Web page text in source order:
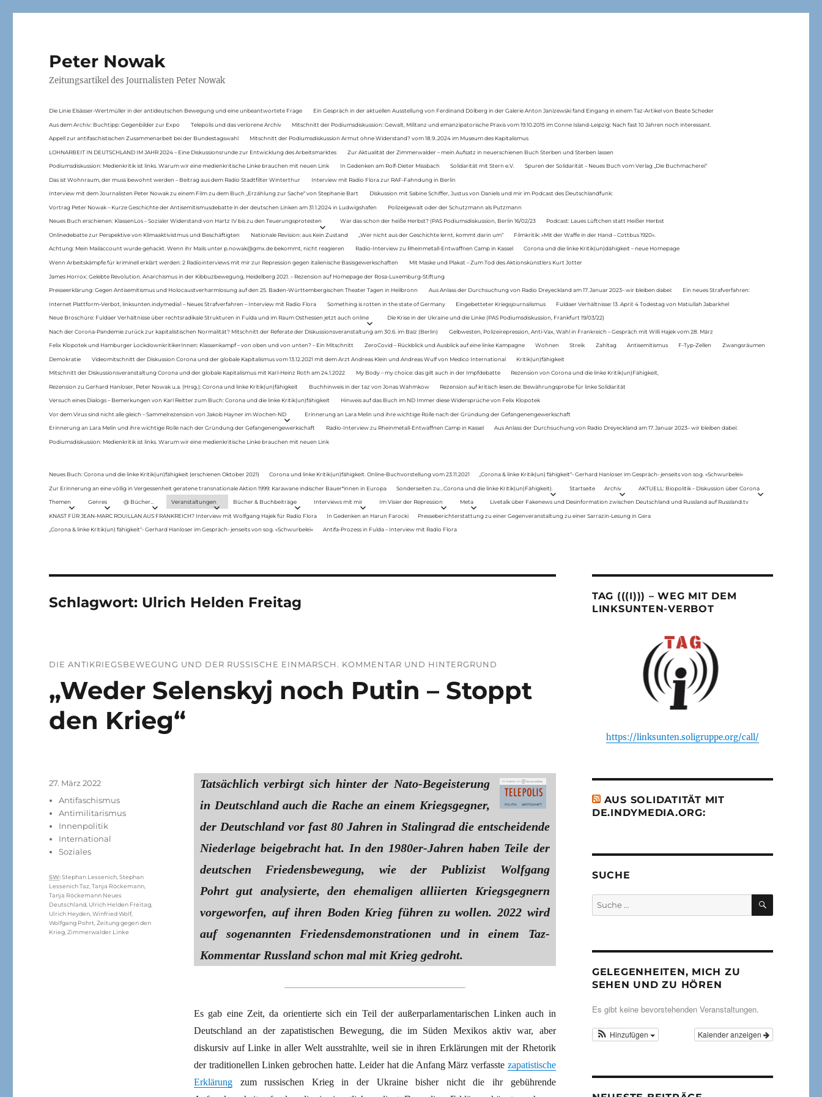
Peter Nowak
Zeitungsartikel des Journalisten Peter Nowak
Die Linie Elsässer-Wertmüller in der antideutschen Bewegung und eine unbeantwortete Frage Ein Gespräch in der aktuellen Ausstellung von Ferdinand Dölberg in der Galerie Anton Janizewski fand Eingang in einem Taz-Artikel von Beate Scheder
Aus dem Archiv: Buchtipp: Gegenbilder zur Expo Telepolis und das verlorene Archiv Mitschnitt der Podiumsdiskussion: Gewalt, Militanz und emanzipatorische Praxis vom 19.10.2015 im Conne Island-Leipzig: Nach fast 10 Jahren noch interessant.
Appell zur antifaschistischen Zusammenarbeit bei der Bundestagswahl Mitschnitt der Podiumsdiskussion Armut ohne Widerstand? vom 18.9..2024 im Museum des Kapitalismus
LOHNARBEIT IN DEUTSCHLAND IM JAHR 2024 – Eine Diskussionsrunde zur Entwicklung des Arbeitsmarktes Zur Aktualität der Zimmerwalder – mein Aufsatz in neuerschienen Buch Sterben und Sterben lassen
Podiumsdiskussion: Medienkritik ist links. Warum wir eine medienkritische Linke brauchen mit neuen Link In Gedenken am Rolf-Dieter Missbach Solidarität mit Stern e.V. Spuren der Solidarität – Neues Buch vom Verlag „Die Buchmacherei“
Das ist Wohnraum, der muss bewohnt werden – Beitrag aus dem Radio Stadtfilter Winterthur Interview mit Radio Flora zur RAF-Fahndung in Berlin
Interview mit dem Journalisten Peter Nowak zu einem Film zu dem Buch „Erzählung zur Sache“ von Stephanie Bart Diskussion mit Sabine Schiffer, Justus von Daniels und mir im Podcast des Deutschlandfunk:
Vortrag Peter Nowak – Kurze Geschichte der Antisemitismusdebatte in der deutschen Linken am 31.1.2024 in Ludwigshafen Polizeigewalt oder der Schutzmann als Putzmann
Neues Buch erschienen: KlassenLos – Sozialer Widerstand von Hartz IV bis zu den Teuerungsprotesten War das schon der heiße Herbst? (PAS Podiumsdiskussion, Berlin 16/02/23 Podcast: Laues Lüftchen statt Heißer Herbst
Onlinedebatte zur Perspektive von Klimaaktivistmus und Beschäftigten Nationale Revision: aus Kein Zustand „Wer nicht aus der Geschichte lernt, kommt darin um“ Filmkritik: »Mit der Waffe in der Hand – Cottbus 1920«.
Achtung: Mein Mailaccount wurde gehackt. Wenn ihr Mails unter p.nowak@gmx.de bekommt, nicht reagieren Radio-Interview zu Rheinmetall-Entwaffnen Camp in Kassel Corona und die linke Kritik(un)dähigkeit – neue Homepage
Wenn Arbeitskämpfe für kriminell erklärt werden: 2 Radiointerviews mit mir zur Repression gegen italienische Basisgewerkschaften Mit Maske und Plakat – Zum Tod des Aktionskünstlers Kurt Jotter
James Horrox: Gelebte Revolution. Anarchismus in der Kibbuzbewegung, Heidelberg 2021. – Rezension auf Homepage der Rosa-Luxemburg-Stiftung
Presseerklärung: Gegen Antisemitismus und Holocaustverharmlosung auf den 25. Baden-Württembergischen Theater Tagen in Heilbronn Aus Anlass der Durchsuchung von Radio Dreyeckland am 17.Januar 2023– wir bleiben dabei: Ein neues Strafverfahren:
Internet Plattform-Verbot, linksunten.indymedia1 – Neues Strafverfahren – Interview mit Radio Flora Something is rotten in the state of Germany Eingebetteter Kriegsjournalismus Fuldaer Verhältnisse: 13. April: 4 Todestag von Matiul­lah Jabarkhel
Neue Broschüre: Fuldaer Verhältnisse über rechtsradikale Strukturen in Fulda und im Raum Osthessen jetzt auch online Die Krise in der Ukraine und die Linke (PAS Podiumsdiskussion, Frankfurt 19/03/22)
Nach der Corona-Pandemie zurück zur kapitalistischen Normalität? Mitschnitt der Referate der Diskussionsveranstaltung am 30.6. im Baiz (Berlin) Gelbwesten, Polizeirepression, Anti-Vax, Wahl in Frankreich – Gespräch mit Willi Hajek vom 28. März
Felix Klopotek und Hamburger LockdownkritikerInnen: Klassenkampf – von oben und von unten? – Ein Mitschnitt ZeroCovid – Rückblick und Ausblick auf eine linke Kampagne Wohnen Streik Zahltag Antisemitismus F-Typ-Zellen Zwangsräumen
Demokratie Videomitschnitt der Diskussion Corona und der globale Kapitalismus vom 13.12.2021 mit dem Arzt Andreas Klein und Andreas Wulf von Medico International Kritik(un)fähigkeit
Mitschnitt der Diskussionsveranstaltung Corona und der globale Kapitalismus mit Karl-Heinz Roth am 24.1.2022 My Body – my choice: das gilt auch in der Impfdebatte Rezension von Corona und die linke Kritik(un)Fähigkeit,
Rezension zu Gerhard Hanloser, Peter Nowak u.a. (Hrsg.): Corona und linke Kritik(un)fähigkeit Buchhinweis in der taz von Jonas Wahmkow Rezension auf kritisch lesen.de: Bewährungsprobe für linke Solidarität
Versuch eines Dialogs – Bemerkungen von Karl Reitter zum Buch: Corona und die linke Kritik(un)fähigkeit Hinweis auf das Buch im ND Immer diese Widersprüche von Felix Klopotek
Vor dem Virus sind nicht alle gleich – Sammelrezension von Jakob Hayner im Wochen-ND Erinnerung an Lara Melin und ihre wichtige Rolle nach der Gründung der Gefangenengewerkschaft
Erinnerung an Lara Melin und ihre wichtige Rolle nach der Gründung der Gefangenengewerkschaft Radio-Interview zu Rheinmetall-Entwaffnen Camp in Kassel Aus Anlass der Durchsuchung von Radio Dreyeckland am 17.Januar 2023– wir bleiben dabei:
Podiumsdiskussion: Medienkritik ist links. Warum wir eine medienkritische Linke brauchen mit neuen Link
Neues Buch: Corona und die linke Kritik(un)fähigkeit (erschienen Oktober 2021) Corona und linke Kritik(un)fähigkeit. Online-Buchvorstellung vom 23.11.2021 „Corona & linke Kritik(un) fähigkeit“- Gerhard Hanloser im Gespräch- jenseits von sog. »Schwurbelei«
Zur Erinnerung an eine völlig in Vergessenheit geratene transnationale Aktion 1999: Karawane indischer Bauer*innen in Europa Sonderseiten zu…Corona und die linke Kritik(un)Fähigkeit). Startseite Archiv AKTUELL: Biopolitik – Diskussion über Corona
Themen Genres @ Bücher… Veranstaltungen Bücher & Buchbeiträge Interviews mit mir Im Visier der Repression Meta Livetalk über Fakenews und Desinformation zwischen Deutschland und Russland auf Russland.tv
KNAST FÜR JEAN-MARC ROUILLAN AUS FRANKREICH? Interview mit Wolfgang Hajek für Radio Flora In Gedenken an Harun Farocki Presseberichterstattung zu einer Gegenveranstaltung zu einer Sarrazin-Lesung in Gera
„Corona & linke Kritik(un) fähigkeit“- Gerhard Hanloser im Gespräch- jenseits von sog. »Schwurbelei« Antifa-Prozess in Fulda – Interview mit Radio Flora
Schlagwort: Ulrich Helden Freitag
DIE ANTIKRIEGSBEWEGUNG UND DER RUSSISCHE EINMARSCH. KOMMENTAR UND HINTERGRUND
„Weder Selenskyj noch Putin – Stoppt
den Krieg“
Tatsächlich verbirgt sich hinter der Nato-Begeisterung
in Deutschland auch die Rache an einem Kriegsgegner,
der Deutschland vor fast 80 Jahren in Stalingrad die entscheidende
Niederlage beigebracht hat. In den 1980er-Jahren haben Teile der
deutschen Friedensbewegung, wie der Publizist Wolfgang
Pohrt gut analysierte, den ehemaligen alliierten Kriegsgegnern
vorgeworfen, auf ihren Boden Krieg führen zu wollen. 2022 wird
auf sogenannten Friedensdemonstrationen und in einem Taz-
Kommentar Russland schon mal mit Krieg gedroht.
Es gab eine Zeit, da orientierte sich ein Teil der außerparlamentarischen Linken auch in
Deutschland an der zapatistischen Bewegung, die im Süden Mexikos aktiv war, aber
diskursiv auf Linke in aller Welt ausstrahlte, weil sie in ihren Erklärungen mit der Rhetorik
der traditionellen Linken gebrochen hatte. Leider hat die Anfang März verfasste zapatistische
Erklärungzum russischen Krieg in der Ukraine bisher nicht die ihr gebührende
Veröffentlicht
27. März 2022
Kategorien
Antifaschismus
Antimilitarismus
Innenpolitik
International
Soziales
Schlagwörter
SW:Stephan Lessenich ,Stephan
Lessenich Taz ,Tanja Röckemann
Tanja Röckemann Neues
Deutschland Ulrich Helden Freitag
Ulrich Heyden ,Winfried Wolf,
Wolfgang Pohrt ,Zeitung gegen den
Krieg ,Zimmerwalder Linke
TAG (((I))) – WEG MIT DEM
LINKSUNTEN-VERBOT
https://linksunten.soligruppe.org/call/
AUS SOLIDATITÄT MIT
DE.INDYMEDIA.ORG:
SUCHE
Suche
nach:
SUCHEN
GELEGENHEITEN, MICH ZU
SEHEN UND ZU HÖREN
Es gibt keine bevorstehenden Veranstaltungen.
Kalender anzeigen
Hinzufügen